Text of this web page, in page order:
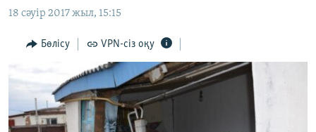
Skip
Search
ӘЛЕУМЕТ
ӘЛЕМ
АРНАЙЫ ЖОБАЛАР
Русский
18 сәуір 2017 жыл, 15:15
Бөлісу VPN-сіз оқу